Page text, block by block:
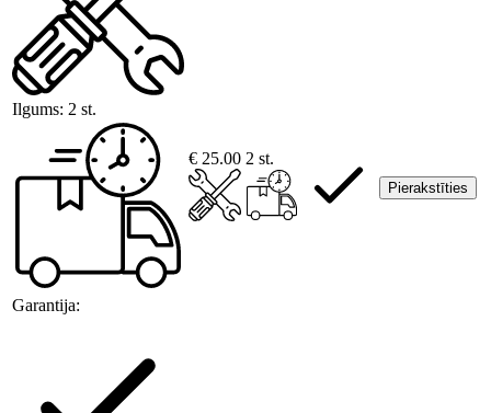
Ilgums: 2 st.
Garantija:
€ 25.00 2 st.
Pierakstīties